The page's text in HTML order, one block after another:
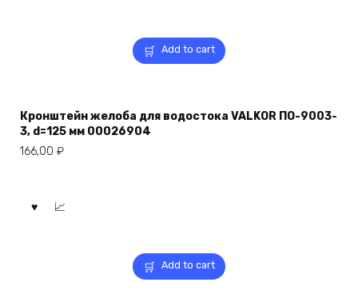
Add to cart
Кронштейн желоба для водостока VALKOR ПО-9003-
3, d=125 мм 00026904
166,00 ₽
Add to cart